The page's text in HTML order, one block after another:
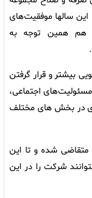
سالها موفقیت‌های
هم همین توجه به
بیشتر و قرار گرفتن
اجتماعی،
در بخش های مختلف
شده و تا این
شرکت را در این